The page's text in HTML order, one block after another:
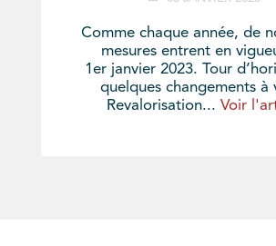
Comme chaque année, de
mesures entrent en
1er janvier 2023. Tour
quelques changements à
Revalorisation... Voir